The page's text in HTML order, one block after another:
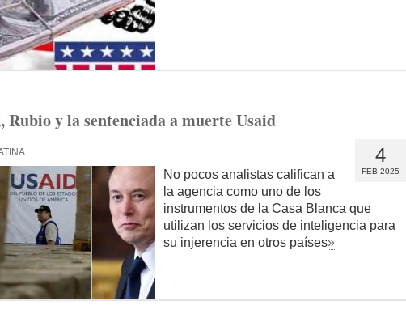
y la sentenciada a muerte Usaid
4
FEB 2025
No pocos analistas califican a
la agencia como uno de los
instrumentos de la Casa Blanca que
utilizan los servicios de inteligencia para
su injerencia en otros países»